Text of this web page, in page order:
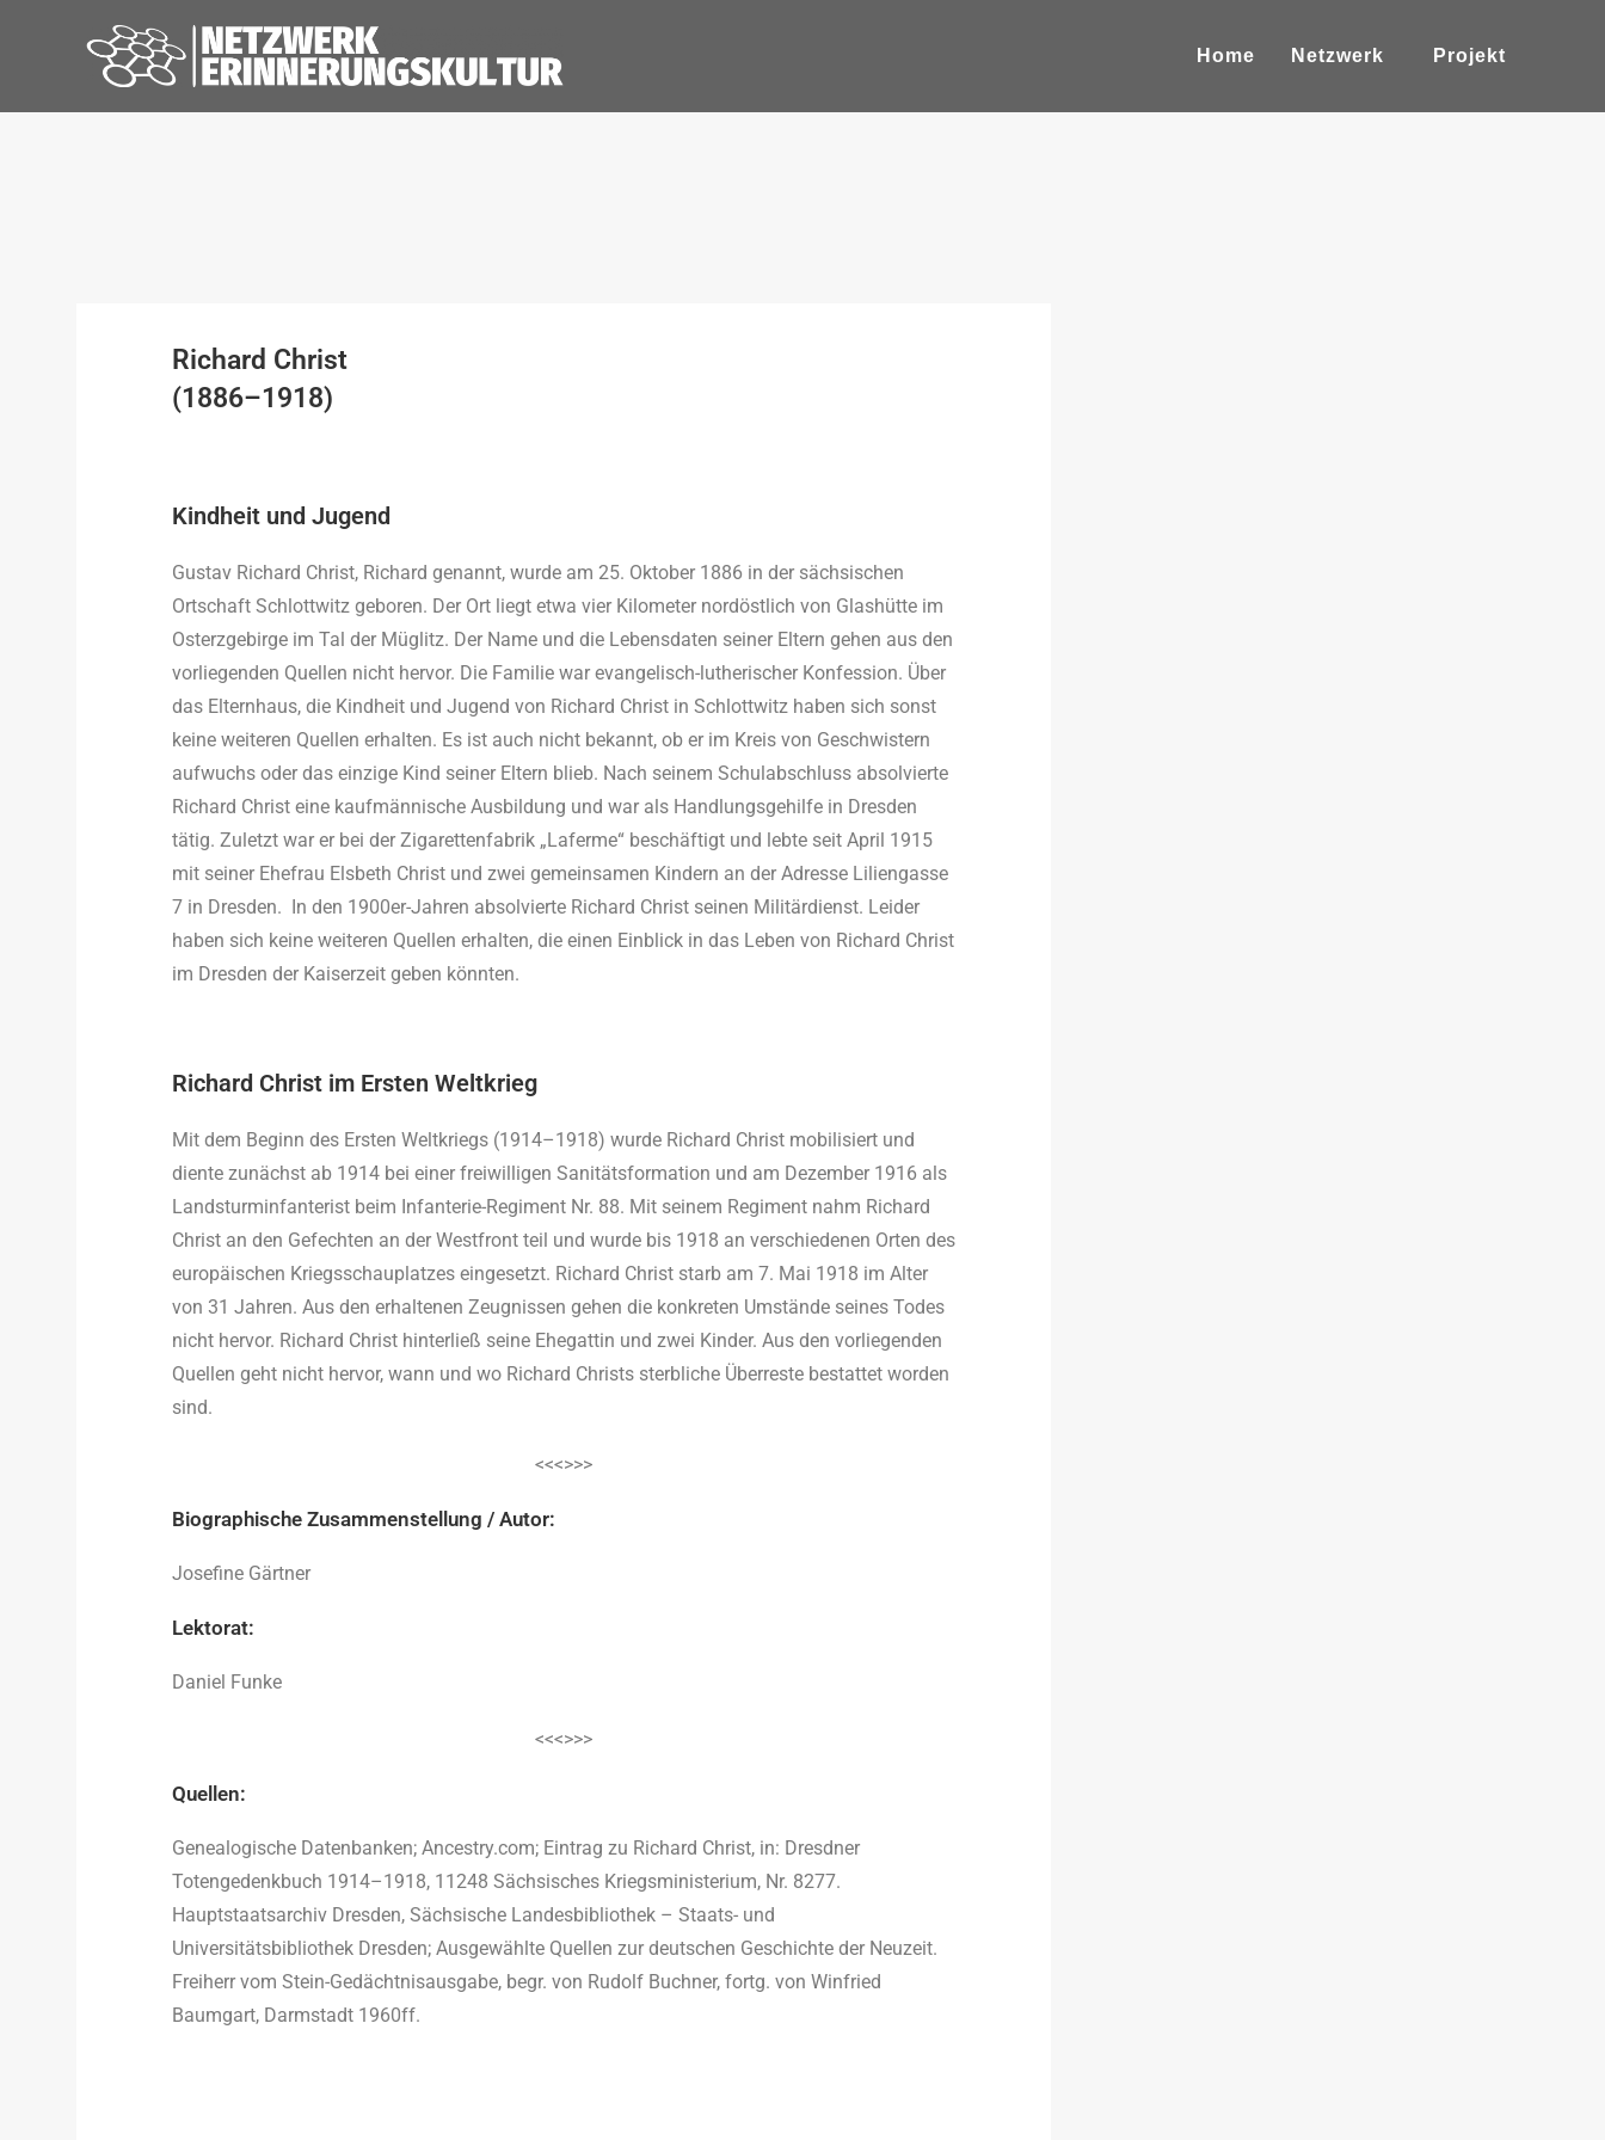
Home Netzwerk Projekt
Richard Christ
(1886–1918)
Kindheit und Jugend
Gustav Richard Christ, Richard genannt, wurde am 25. Oktober 1886 in der sächsischen
Ortschaft Schlottwitz geboren. Der Ort liegt etwa vier Kilometer nordöstlich von Glashütte im
Osterzgebirge im Tal der Müglitz. Der Name und die Lebensdaten seiner Eltern gehen aus den
vorliegenden Quellen nicht hervor. Die Familie war evangelisch-lutherischer Konfession. Über
das Elternhaus, die Kindheit und Jugend von Richard Christ in Schlottwitz haben sich sonst
keine weiteren Quellen erhalten. Es ist auch nicht bekannt, ob er im Kreis von Geschwistern
aufwuchs oder das einzige Kind seiner Eltern blieb. Nach seinem Schulabschluss absolvierte
Richard Christ eine kaufmännische Ausbildung und war als Handlungsgehilfe in Dresden
tätig. Zuletzt war er bei der Zigarettenfabrik „Laferme“ beschäftigt und lebte seit April 1915
mit seiner Ehefrau Elsbeth Christ und zwei gemeinsamen Kindern an der Adresse Liliengasse
7 in Dresden. In den 1900er-Jahren absolvierte Richard Christ seinen Militärdienst. Leider
haben sich keine weiteren Quellen erhalten, die einen Einblick in das Leben von Richard Christ
im Dresden der Kaiserzeit geben könnten.
Richard Christ im Ersten Weltkrieg
Mit dem Beginn des Ersten Weltkriegs (1914–1918) wurde Richard Christ mobilisiert und
diente zunächst ab 1914 bei einer freiwilligen Sanitätsformation und am Dezember 1916 als
Landsturminfanterist beim Infanterie-Regiment Nr. 88. Mit seinem Regiment nahm Richard
Christ an den Gefechten an der Westfront teil und wurde bis 1918 an verschiedenen Orten des
europäischen Kriegsschauplatzes eingesetzt. Richard Christ starb am 7. Mai 1918 im Alter
von 31 Jahren. Aus den erhaltenen Zeugnissen gehen die konkreten Umstände seines Todes
nicht hervor. Richard Christ hinterließ seine Ehegattin und zwei Kinder. Aus den vorliegenden
Quellen geht nicht hervor, wann und wo Richard Christs sterbliche Überreste bestattet worden
sind.
<<<>>>
Biographische Zusammenstellung / Autor:
Josefine Gärtner
Lektorat:
Daniel Funke
<<<>>>
Quellen:
Genealogische Datenbanken; Ancestry.com; Eintrag zu Richard Christ, in: Dresdner
Totengedenkbuch 1914–1918, 11248 Sächsisches Kriegsministerium, Nr. 8277.
Hauptstaatsarchiv Dresden, Sächsische Landesbibliothek – Staats- und
Universitätsbibliothek Dresden; Ausgewählte Quellen zur deutschen Geschichte der Neuzeit.
Freiherr vom Stein-Gedächtnisausgabe, begr. von Rudolf Buchner, fortg. von Winfried
Baumgart, Darmstadt 1960ff.